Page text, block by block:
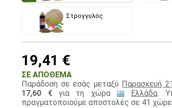
Στρογγυλός
19,41 €
ΣΕ ΑΠΌΘΕΜΑ
Παράδοση σε εσάς μεταξύ Παρασκευή
17,60 €για τη χώρα Ελλάδα.
πραγματοποιούμε αποστολές σε 41